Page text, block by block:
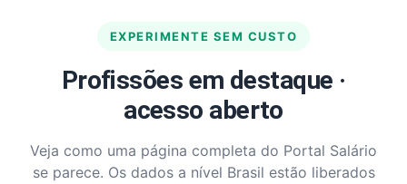
EXPERIMENTE SEM CUSTO
Profissões em destaque ·
acesso aberto
Veja como uma página completa do Portal Salário
se parece. Os dados a nível Brasil estão liberados